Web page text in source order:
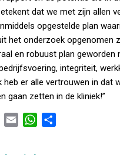
dat we met zijn allen
opgestelde plan
het onderzoek opgenomen
en robuust plan geworden
integriteit,
heb er alle vertrouwen in dat
gaan zetten in de kliniek!”
W